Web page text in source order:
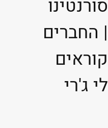
סורנטינו
| החברים
קוראים
לי ג'רי